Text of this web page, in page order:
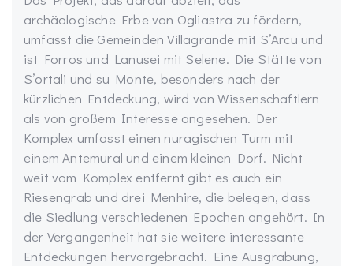
archäologische Erbe von Ogliastra zu fördern,
umfasst die Gemeinden Villagrande mit S’Arcu und
ist Forros und Lanusei mit Selene. Die Stätte von
S’ortali und su Monte, besonders nach der
kürzlichen Entdeckung, wird von Wissenschaftlern
als von großem Interesse angesehen. Der
Komplex umfasst einen nuragischen Turm mit
einem Antemural und einem kleinen Dorf. Nicht
weit vom Komplex entfernt gibt es auch ein
Riesengrab und drei Menhire, die belegen, dass
die Siedlung verschiedenen Epochen angehört. In
der Vergangenheit hat sie weitere interessante
Entdeckungen hervorgebracht. Eine Ausgrabung,